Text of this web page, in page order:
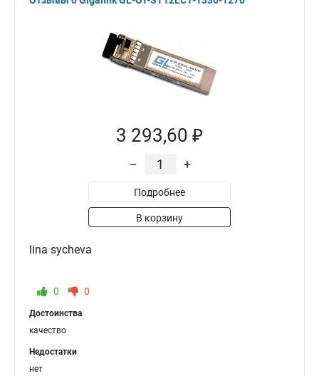
3 293,60 ₽
– +
Подробнее
В корзину
lina sycheva
0 0
Достоинства
качество
Недостатки
нет